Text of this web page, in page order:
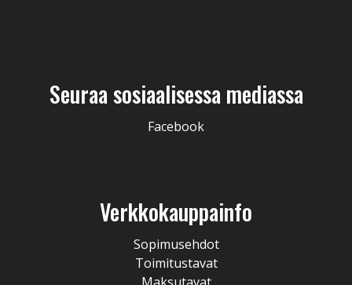
Seuraa sosiaalisessa mediassa
Facebook
Verkkokauppainfo
Sopimusehdot
Toimitustavat